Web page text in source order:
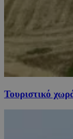
Τουριστικό